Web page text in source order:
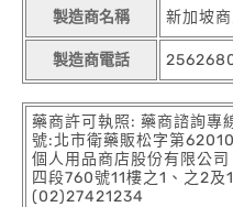
製造商名稱 新加坡
製造商電話
藥商許可執照: 藥商諮詢
號:北市衛藥販松字第
個人用品商店股份有限公
四段760號11樓之1、之2
(02)27421234